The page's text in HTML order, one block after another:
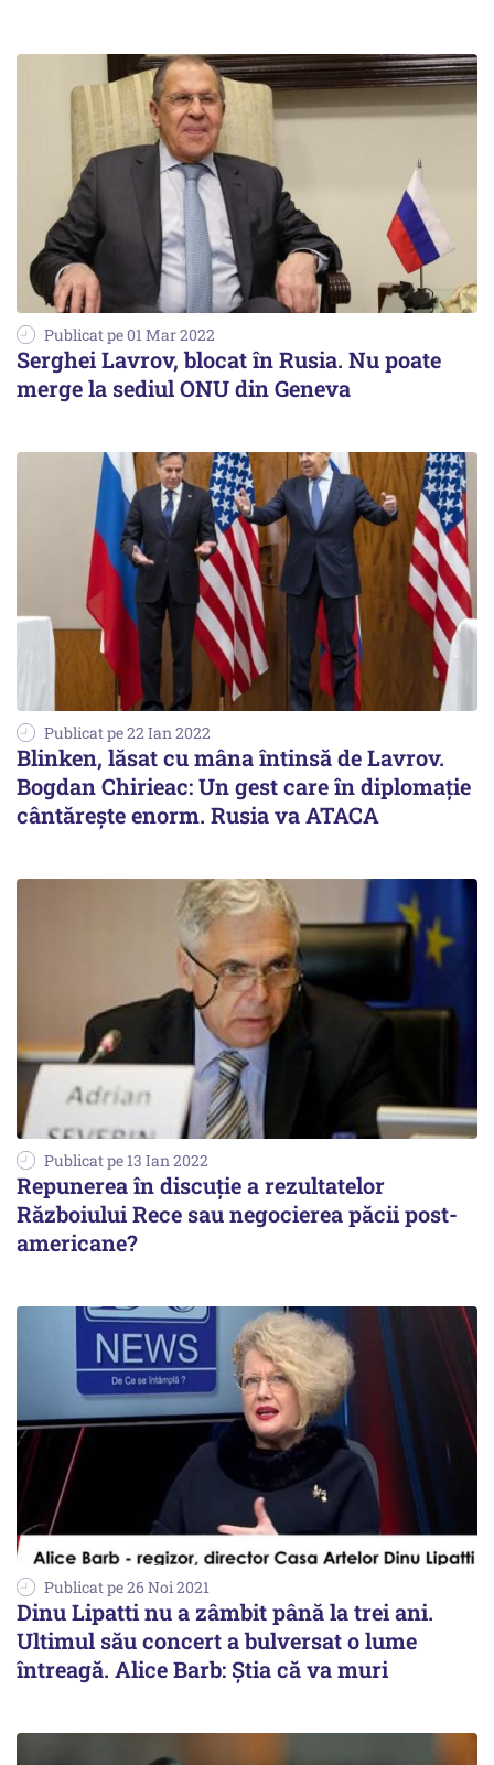
Publicat pe 01 Mar 2022
Serghei Lavrov, blocat în Rusia. Nu poate
merge la sediul ONU din Geneva
Publicat pe 22 Ian 2022
Blinken, lăsat cu mâna întinsă de Lavrov.
Bogdan Chirieac: Un gest care în diplomație
cântărește enorm. Rusia va ATACA
Publicat pe 13 Ian 2022
Repunerea în discuție a rezultatelor
Războiului Rece sau negocierea păcii post-
americane?
Publicat pe 26 Noi 2021
Dinu Lipatti nu a zâmbit până la trei ani.
Ultimul său concert a bulversat o lume
întreagă. Alice Barb: Știa că va muri